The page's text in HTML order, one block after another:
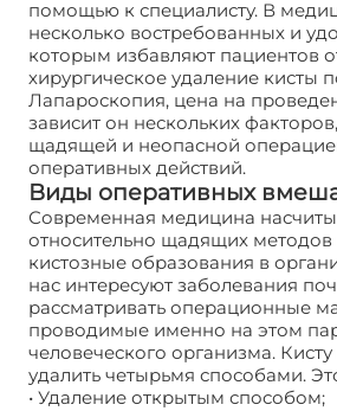
помощью к специалисту. В
несколько востребованных и
которым избавляют пациентов
хирургическое удаление кисты
Лапароскопия, цена на
зависит он нескольких
щадящей и неопасной
оперативных действий.
Виды оперативных
Современная медицина
относительно щадящих методов
кистозные образования в
нас интересуют заболевания
рассматривать операционные
проводимые именно на этом
человеческого организма.
удалить четырьмя способами.
• Удаление открытым способом;